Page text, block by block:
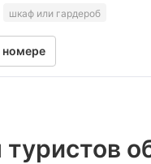
шкаф или гардероб
номере